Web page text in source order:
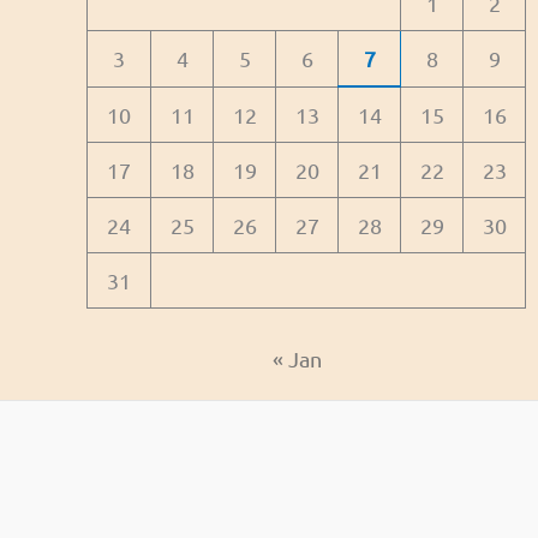
3 4 5 6 7 8 9
10 11 12 13 14 15 16
17 18 19 20 21 22 23
24 25 26 27 28 29 30
31
« Jan